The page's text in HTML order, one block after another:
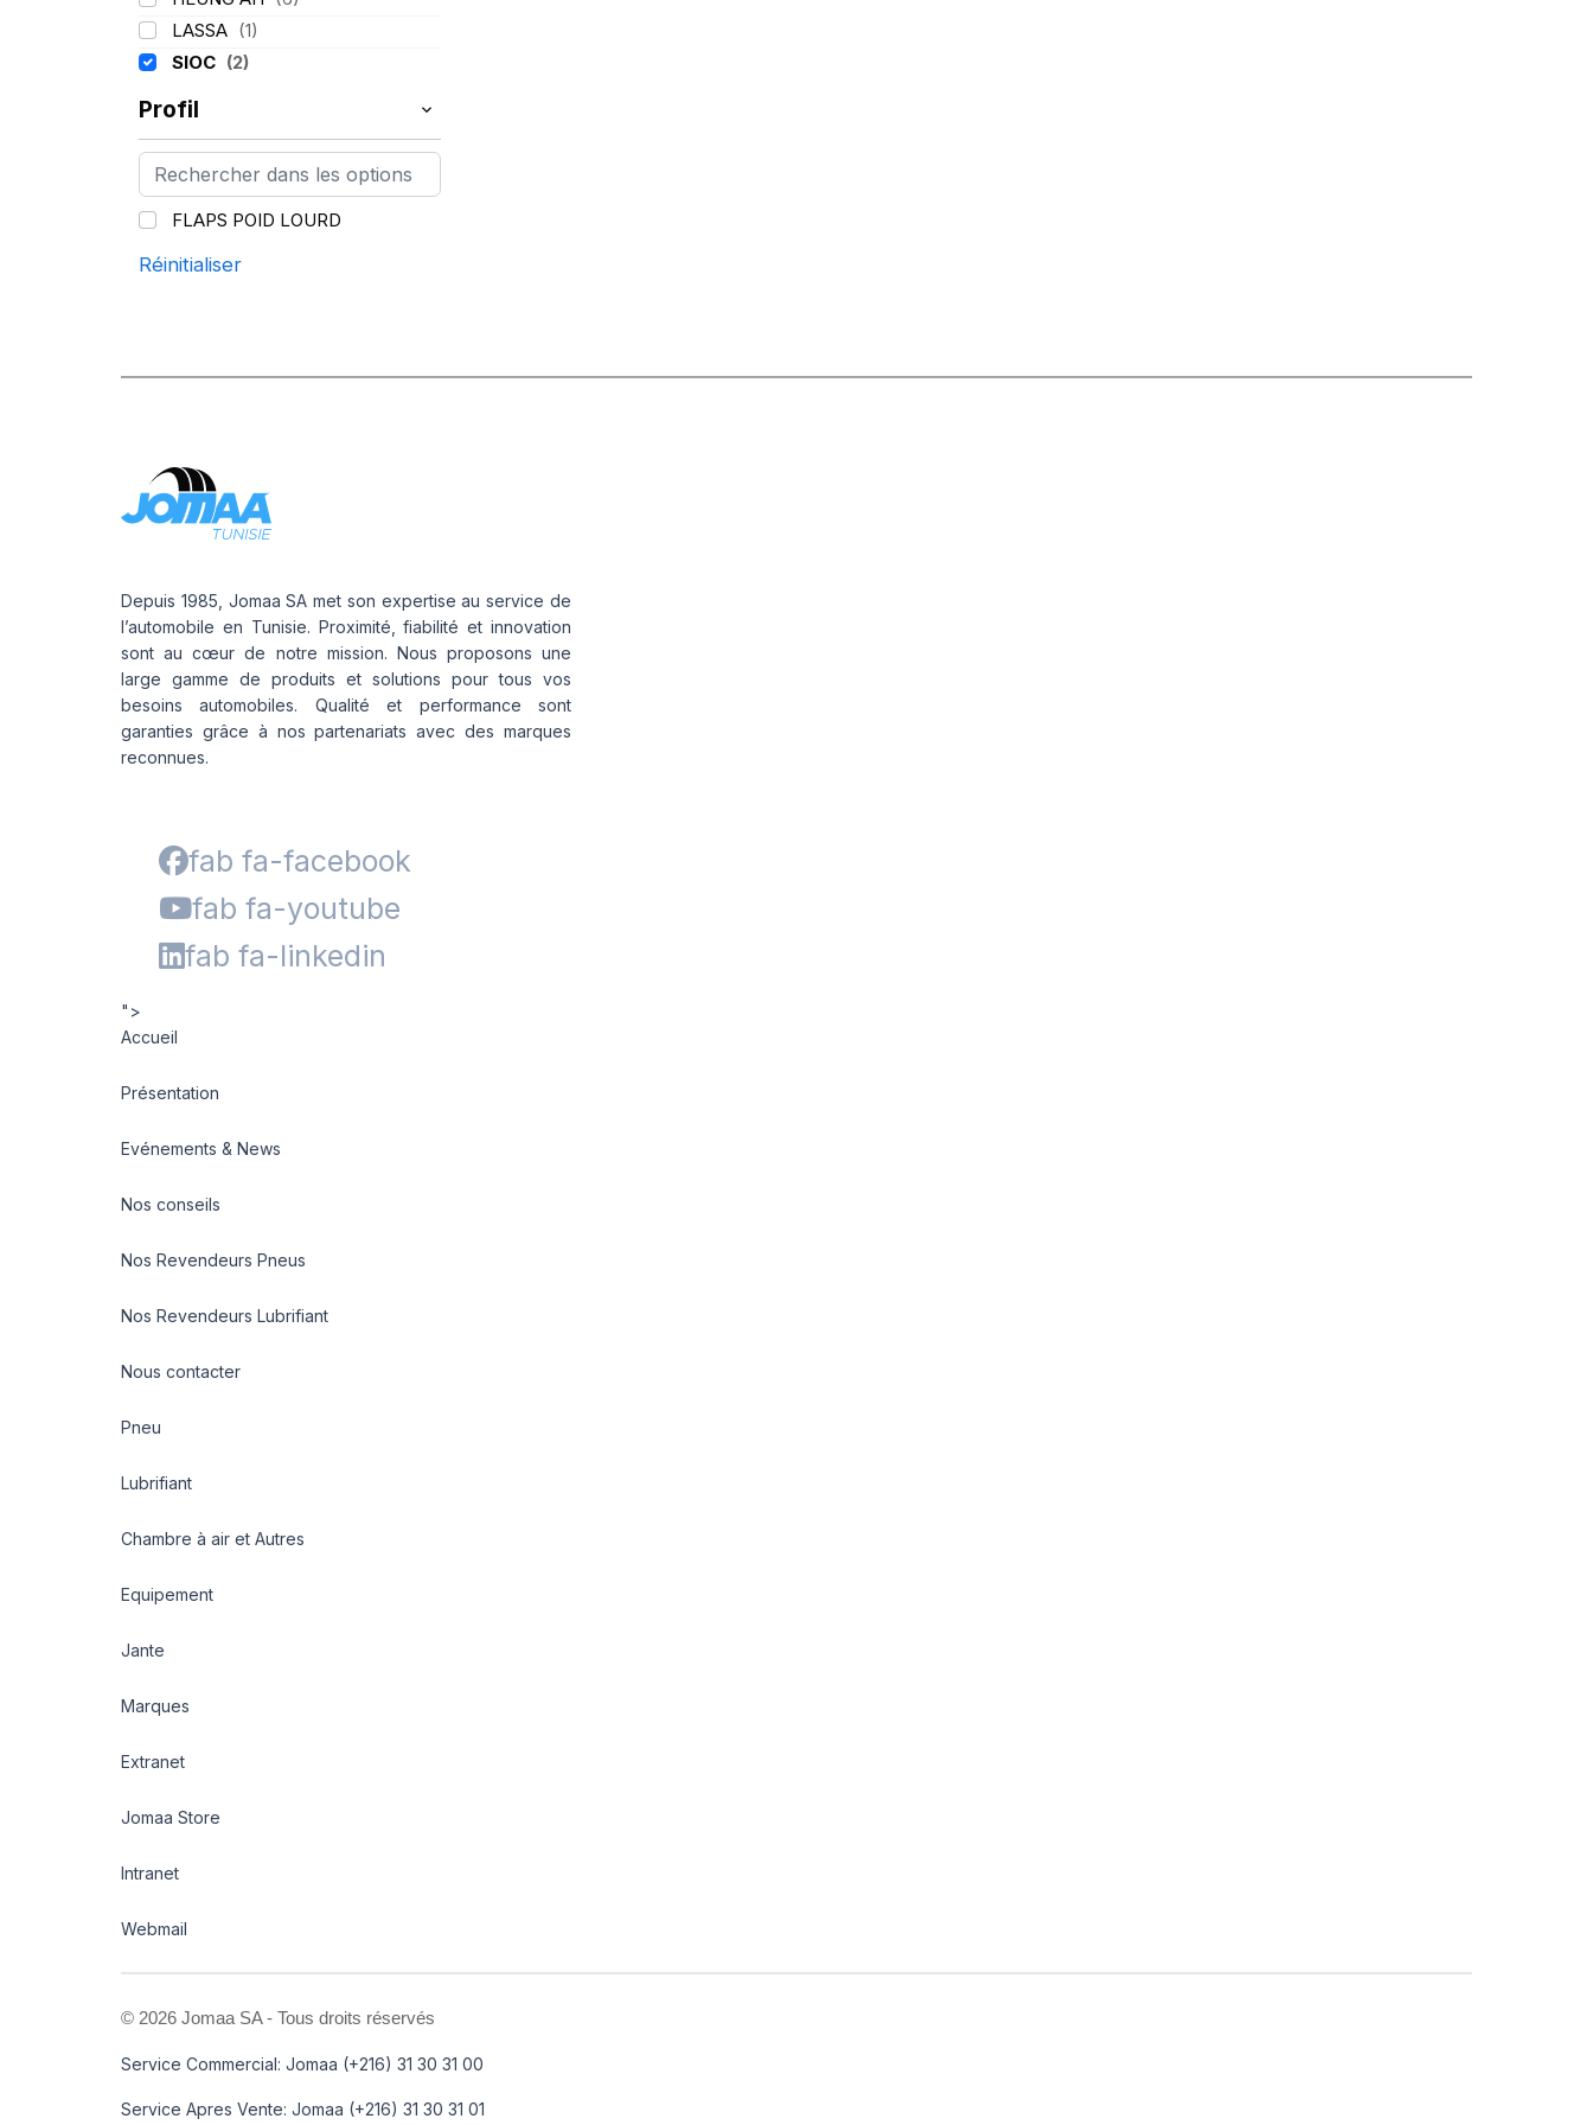
LASSA (1)
SIOC (2)
Profil
FLAPS POID LOURD
Réinitialiser
Depuis 1985, Jomaa SA met son expertise au service de
l’automobile en Tunisie. Proximité, fiabilité et innovation
sont au cœur de notre mission. Nous proposons une
large gamme de produits et solutions pour tous vos
besoins automobiles. Qualité et performance sont
garanties grâce à nos partenariats avec des marques
reconnues.
fab fa-facebook
fab fa-youtube
fab fa-linkedin
">
Accueil
Présentation
Evénements & News
Nos conseils
Nos Revendeurs Pneus
Nos Revendeurs Lubrifiant
Nous contacter
Pneu
Lubrifiant
Chambre à air et Autres
Equipement
Jante
Marques
Extranet
Jomaa Store
Intranet
Webmail
© 2026 Jomaa SA - Tous droits réservés
Service Commercial: Jomaa (+216) 31 30 31 00
Service Apres Vente: Jomaa (+216) 31 30 31 01